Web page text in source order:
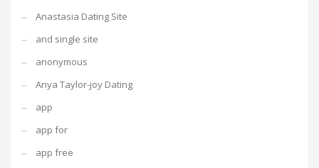
Anastasia Dating Site
and single site
anonymous
Anya Taylor-joy Dating
app
app for
app free